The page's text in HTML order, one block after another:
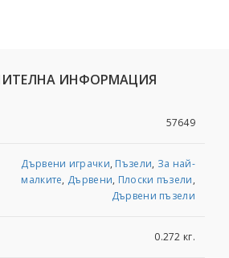
ИНФОРМАЦИЯ
57649
Дървени играчки, Пъзели, За най-
малките, Дървени, Плоски пъзели,
Дървени пъзели
0.272 кг.